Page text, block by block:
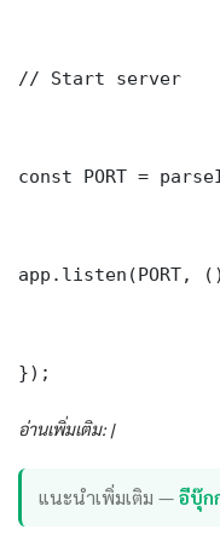
// Start server
const PORT =
app.listen(PORT,
});
อ่านเพิ่มเติม: |
แนะนำเพิ่มเติม —อีบุ๊ก